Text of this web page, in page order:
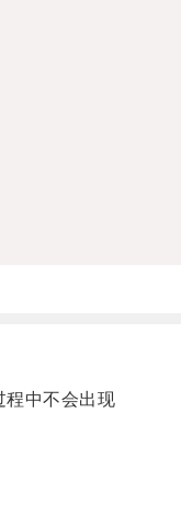
中不会出现